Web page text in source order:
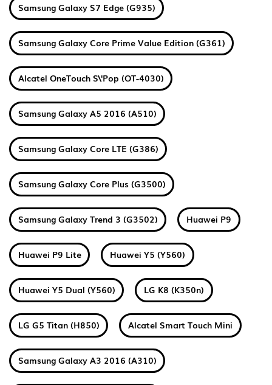
Samsung Galaxy S7 Edge (G935)
Samsung Galaxy Core Prime Value Edition (G361)
Alcatel OneTouch S\'Pop (OT-4030)
Samsung Galaxy A5 2016 (A510)
Samsung Galaxy Core LTE (G386)
Samsung Galaxy Core Plus (G3500)
Samsung Galaxy Trend 3 (G3502) Huawei P9
Huawei P9 Lite Huawei Y5 (Y560)
Huawei Y5 Dual (Y560) LG K8 (K350n)
LG G5 Titan (H850) Alcatel Smart Touch Mini
Samsung Galaxy A3 2016 (A310)